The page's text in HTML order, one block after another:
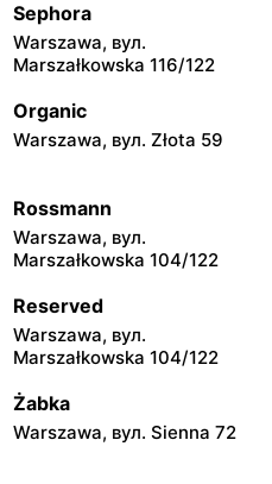
Lewiatan
Warszawa, вул.
Lewiatan
Lewiatan
Warszawa, вул. Gen.
Lok. 1,2
Lewiatan
48
Lewiatan
Sephora
Warszawa, вул.
Marszałkowska 116/122
Organic
Warszawa, вул. Złota 59
Rossmann
Warszawa, вул.
Marszałkowska 104/122
Reserved
Warszawa, вул.
Marszałkowska 104/122
Żabka
Warszawa, вул. Sienna 72